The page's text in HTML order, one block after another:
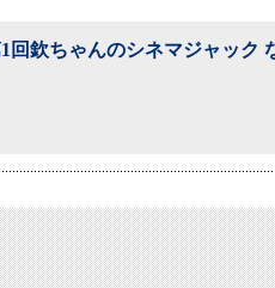
回欽ちゃんのシネマジャック